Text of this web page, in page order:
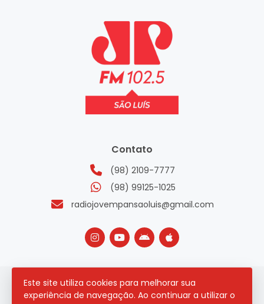
Este site utiliza cookies para melhorar sua
experiência de navegação. Ao continuar a utilizar o
Contato
(98) 2109-7777
(98) 99125-1025
radiojovempansaoluis@gmail.com
2026 © Todos os direitos reservados.